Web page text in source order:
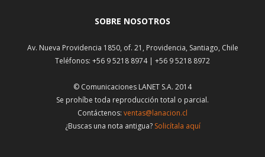
SOBRE NOSOTROS
Av. Nueva Providencia 1850, of. 21, Providencia, Santiago, Chile
Teléfonos: +56 9 5218 8974 | +56 9 5218 8972
© Comunicaciones LANET S.A. 2014
Se prohíbe toda reproducción total o parcial.
Contáctenos: ventas@lanacion.cl
¿Buscas una nota antigua? Solicítala aquí